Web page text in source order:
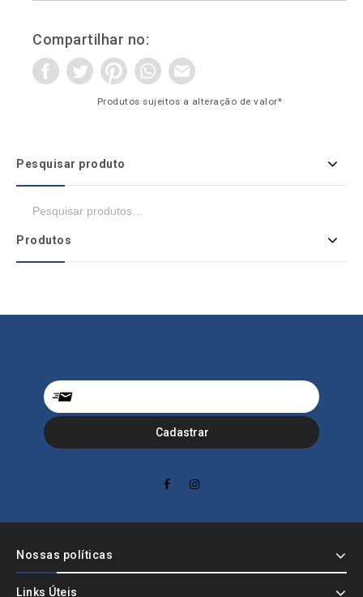
Compartilhar no:
Produtos sujeitos a alteração de valor*
Pesquisar produto
Produtos
Nossas políticas
Links Úteis